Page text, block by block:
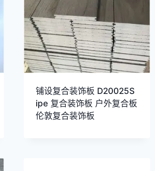
铺设复合装饰板 D20025S
ipe 复合装饰板 户外复合板
伦敦复合装饰板